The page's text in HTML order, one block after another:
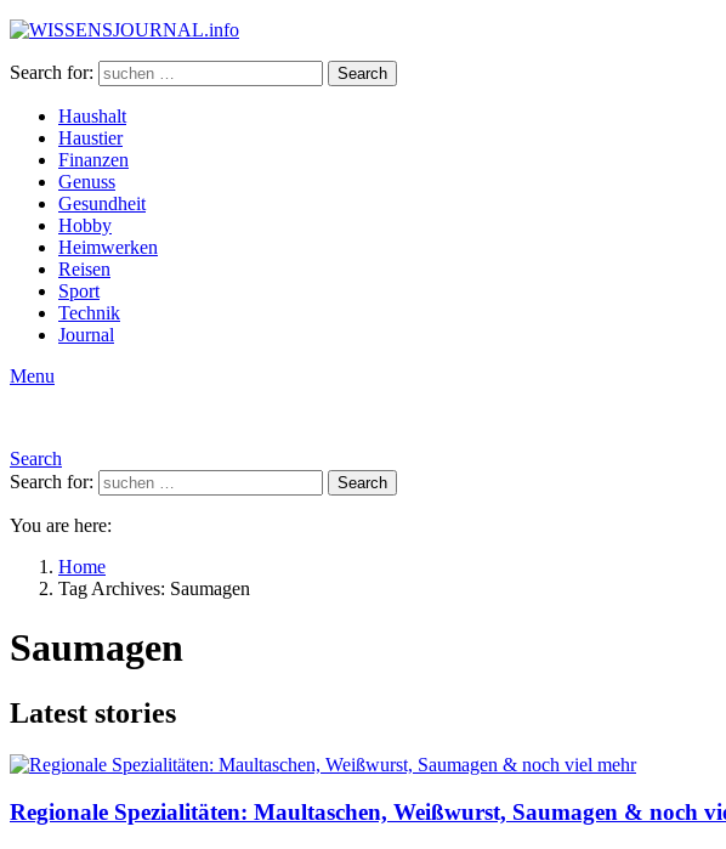
Search for: Search
Haushalt
Haustier
Finanzen
Genuss
Gesundheit
Hobby
Heimwerken
Reisen
Sport
Technik
Journal
Menu
Search
Search for:
Search
You are here:
Home
Tag Archives: Saumagen
Saumagen
Latest stories
Regionale Spezialitäten: Maultaschen, Weißwurst, Saumagen & noch